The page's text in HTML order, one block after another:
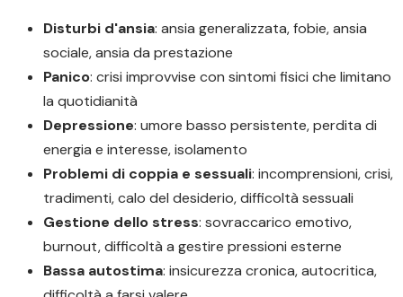
Disturbi d'ansia: ansia generalizzata, fobie, ansia
sociale, ansia da prestazione
Panico: crisi improvvise con sintomi fisici che limitano
la quotidianità
Depressione: umore basso persistente, perdita di
energia e interesse, isolamento
Problemi di coppia e sessuali: incomprensioni, crisi,
tradimenti, calo del desiderio, difficoltà sessuali
Gestione dello stress: sovraccarico emotivo,
burnout, difficoltà a gestire pressioni esterne
Bassa autostima: insicurezza cronica, autocritica,